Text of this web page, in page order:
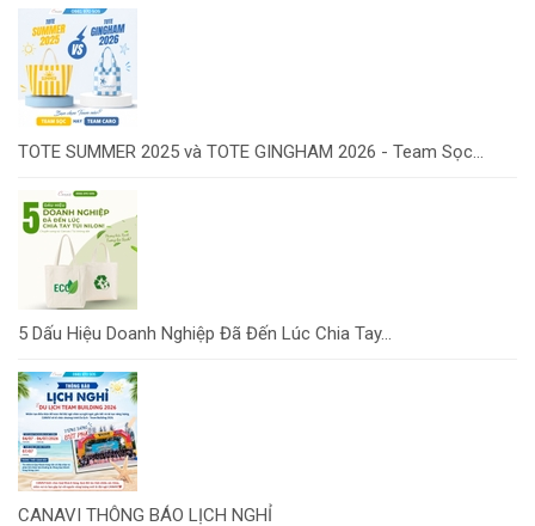
TOTE SUMMER 2025 và TOTE GINGHAM 2026 - Team Sọc...
5 Dấu Hiệu Doanh Nghiệp Đã Đến Lúc Chia Tay...
CANAVI THÔNG BÁO LỊCH NGHỈ